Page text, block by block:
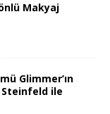
Makyaj
Glimmer’ın
Steinfeld ile